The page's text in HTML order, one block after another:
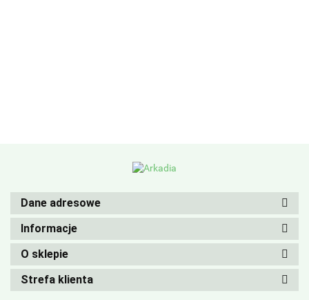
Dane adresowe
Informacje
O sklepie
Strefa klienta